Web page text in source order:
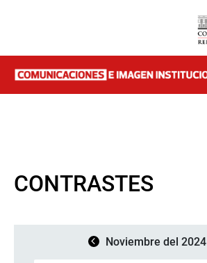
CONTRASTES
Noviembre del 2024